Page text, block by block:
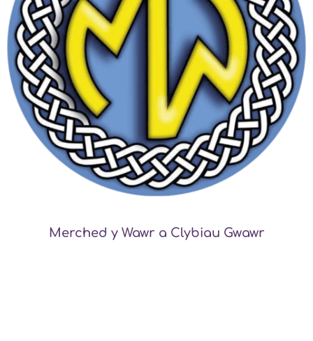
Merched y Wawr a Clybiau Gwawr